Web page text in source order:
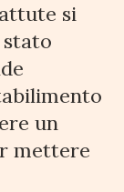
si
stato
un
mettere